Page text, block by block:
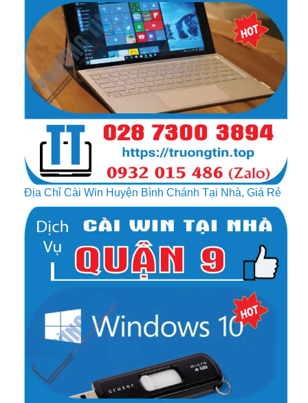
Địa Chỉ Cài Win Huyện Bình Chánh Tại Nhà, Giá Rẻ